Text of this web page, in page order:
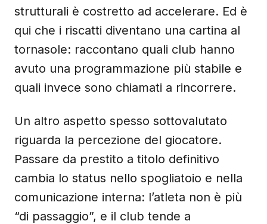
strutturali è costretto ad accelerare. Ed è
qui che i riscatti diventano una cartina al
tornasole: raccontano quali club hanno
avuto una programmazione più stabile e
quali invece sono chiamati a rincorrere.
Un altro aspetto spesso sottovalutato
riguarda la percezione del giocatore.
Passare da prestito a titolo definitivo
cambia lo status nello spogliatoio e nella
comunicazione interna: l’atleta non è più
“di passaggio”, e il club tende a